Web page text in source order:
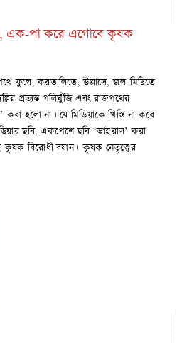
এক-পা করে এগোবে কৃষক
ফুলে, করতালিতে, উল্লাসে, জল-মিষ্টিতে
প্রত্যন্ত গলিঘুঁজি এবং রাজপথের
হলো না। যে মিডিয়াকে খিস্তি না করে
ছবি, একপেশে ছবি ‘ভাইরাল’ করা
কৃষক বিরোধী বয়ান। কৃষক নেতৃত্বের